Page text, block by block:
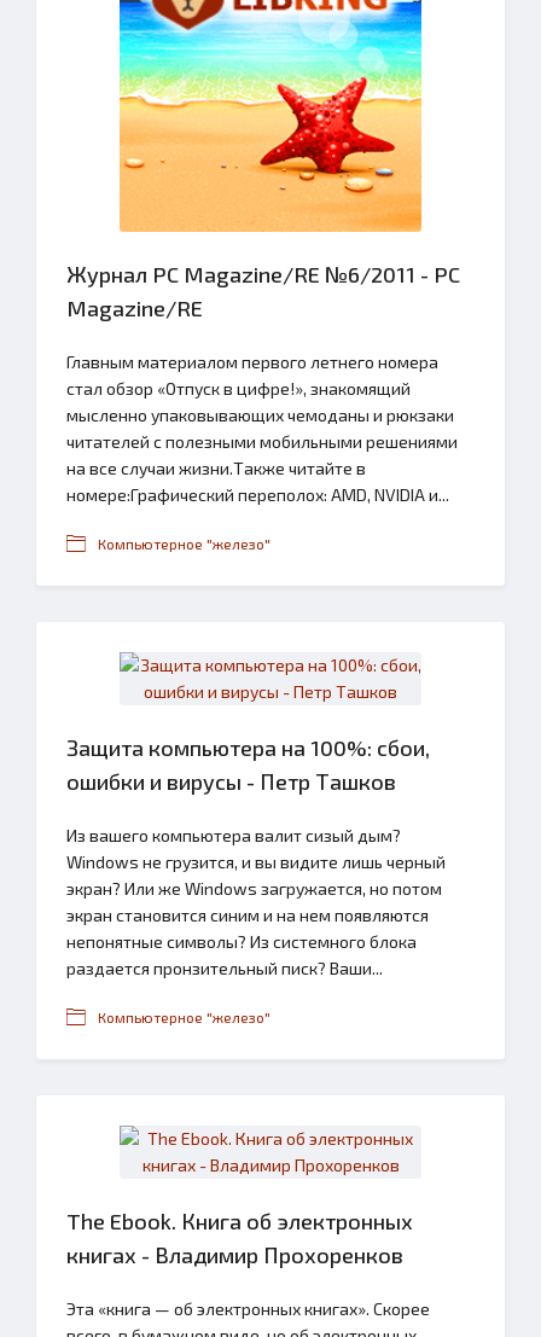
Журнал PC Magazine/RE №6/2011 - PC
Magazine/RE
Главным материалом первого летнего номера
стал обзор «Отпуск в цифре!», знакомящий
мысленно упаковывающих чемоданы и рюкзаки
читателей с полезными мобильными решениями
на все случаи жизни.Также читайте в
номере:Графический переполох: AMD, NVIDIA и...
Компьютерное "железо"
Защита компьютера на 100%: cбои,
ошибки и вирусы - Петр Ташков
Из вашего компьютера валит сизый дым?
Windows не грузится, и вы видите лишь черный
экран? Или же Windows загружается, но потом
экран становится синим и на нем появляются
непонятные символы? Из системного блока
раздается пронзительный писк? Ваши...
Компьютерное "железо"
The Ebook. Книга об электронных
книгах - Владимир Прохоренков
Эта «книга — об электронных книгах». Скорее